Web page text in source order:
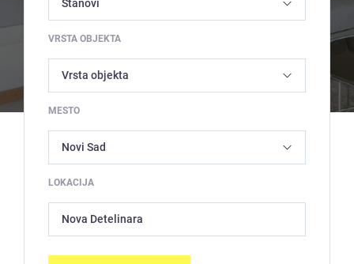
VRSTA OBJEKTA
MESTO
LOKACIJA
Nova Detelinara